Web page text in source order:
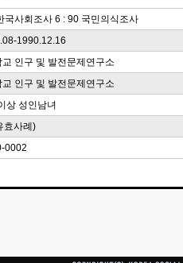
국사회조사 6 : 90 국민의식조사
1990.12.16
인구 및 발전문제연구소
인구 및 발전문제연구소
상 성인남녀
효사례)
0002